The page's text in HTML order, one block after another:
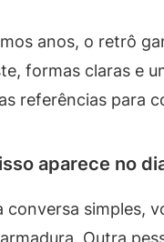
anos, o retrô
formas claras e
referências para
aparece no
conversa simples,
Outra